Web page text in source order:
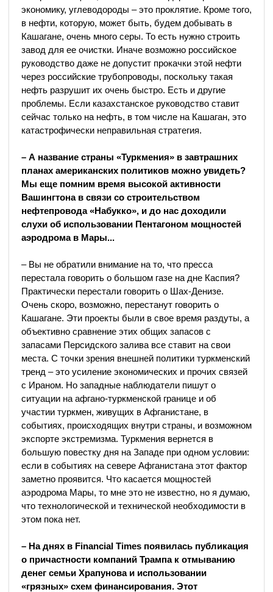
экономику, углеводороды – это проклятие. Кроме того,
в нефти, которую, может быть, будем добывать в
Кашагане, очень много серы. То есть нужно строить
завод для ее очистки. Иначе возможно российское
руководство даже не допустит прокачки этой нефти
через российские трубопроводы, поскольку такая
нефть разрушит их очень быстро. Есть и другие
проблемы. Если казахстанское руководство ставит
сейчас только на нефть, в том числе на Кашаган, это
катастрофически неправильная стратегия.
– А название страны «Туркмения» в завтрашних
планах американских политиков можно увидеть?
Мы еще помним время высокой активности
Вашингтона в связи со строительством
нефтепровода «Набукко», и до нас доходили
слухи об использовании Пентагоном мощностей
аэродрома в Мары...
– Вы не обратили внимание на то, что пресса
перестала говорить о большом газе на дне Каспия?
Практически перестали говорить о Шах-Денизе.
Очень скоро, возможно, перестанут говорить о
Кашагане. Эти проекты были в свое время раздуты, а
объективно сравнение этих общих запасов с
запасами Персидского залива все ставит на свои
места. С точки зрения внешней политики туркменский
тренд – это усиление экономических и прочих связей
с Ираном. Но западные наблюдатели пишут о
ситуации на афгано-туркменской границе и об
участии туркмен, живущих в Афганистане, в
событиях, происходящих внутри страны, и возможном
экспорте экстремизма. Туркмения вернется в
большую повестку дня на Западе при одном условии:
если в событиях на севере Афганистана этот фактор
заметно проявится. Что касается мощностей
аэродрома Мары, то мне это не известно, но я думаю,
что технологической и технической необходимости в
этом пока нет.
– На днях в Financial Times появилась публикация
о причастности компаний Трампа к отмыванию
денег семьи Храпунова и использовании
«грязных» схем финансирования. Этот